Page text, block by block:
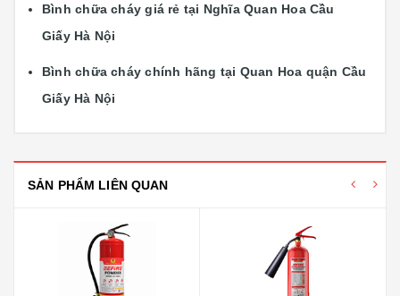
Bình chữa cháy giá rẻ tại Nghĩa Quan Hoa Cầu
Giấy Hà Nội
Bình chữa cháy chính hãng tại Quan Hoa quận Cầu
Giấy Hà Nội
SẢN PHẨM LIÊN QUAN